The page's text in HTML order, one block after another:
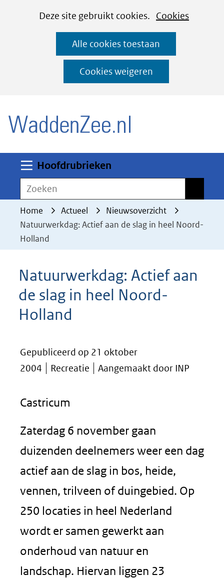
CookiesDeze site gebruikt cookies. Cookies
deze
worden
toegestaan
geweigerd.
Alle cookies toestaan
Cookies weigeren
Ga
naar
de
inhoud
Hoofdrubrieken
Zoeken
Home Actueel
Nieuwsoverzicht
Natuurwerkdag: Actief aan de slag in heel Noord-
Holland
Natuurwerkdag: Actief aan
de slag in heel Noord-
Holland
Gepubliceerd op 21 oktober
2004
Recreatie Aangemaakt door INP
Castricum
Zaterdag 6 november gaan
duizenden deelnemers weer een dag
actief aan de slag in bos, heide,
vennen, trilveen of duingebied. Op
250 locaties in heel Nederland
wordt er samen gewerkt aan
onderhoud van natuur en
landschap. Hiervan liggen 23